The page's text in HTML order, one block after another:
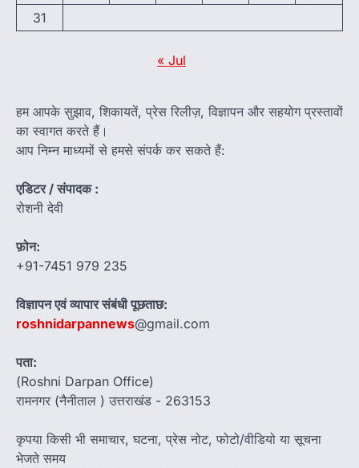
31
« Jul
हम आपके सुझाव, शिकायतें, प्रेस रिलीज़, विज्ञापन और सहयोग प्रस्तावों
का स्वागत करते हैं।
आप निम्न माध्यमों से हमसे संपर्क कर सकते हैं:
एडिटर / संपादक :
रोशनी देवी
फ़ोन:
+91-7451 979 235
विज्ञापन एवं व्यापार संबंधी पूछताछ:
roshnidarpannews@gmail.com
पता:
(Roshni Darpan Office)
रामनगर (नैनीताल ) उत्तराखंड - 263153
कृपया किसी भी समाचार, घटना, प्रेस नोट, फोटो/वीडियो या सूचना
भेजते समय